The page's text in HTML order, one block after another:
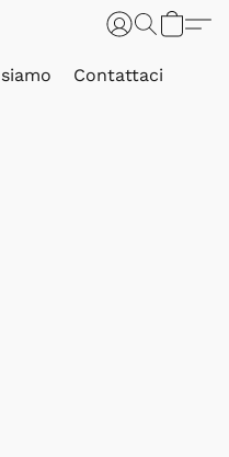
Contattaci